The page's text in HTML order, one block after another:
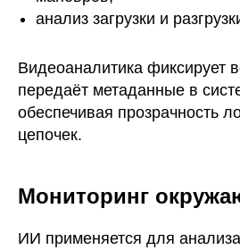
анализ загрузки и
Видеоаналитика фиксирует
передаёт метаданные в
обеспечивая прозрачность
цепочек.
Мониторинг
ИИ применяется для анализа